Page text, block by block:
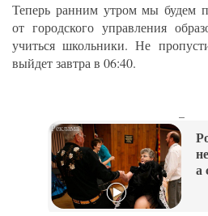
Теперь ранним утром мы будем
от городского управления
учиться школьники. Не
выйдет завтра в 06:40.
а